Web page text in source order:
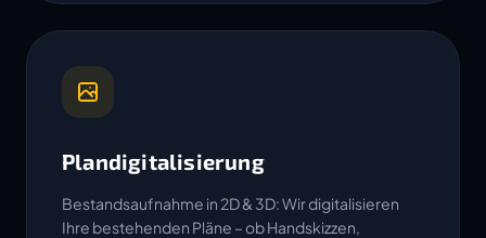
Plandigitalisierung
Bestandsaufnahme in 2D & 3D: Wir digitalisieren
Ihre bestehenden Pläne – ob Handskizzen,